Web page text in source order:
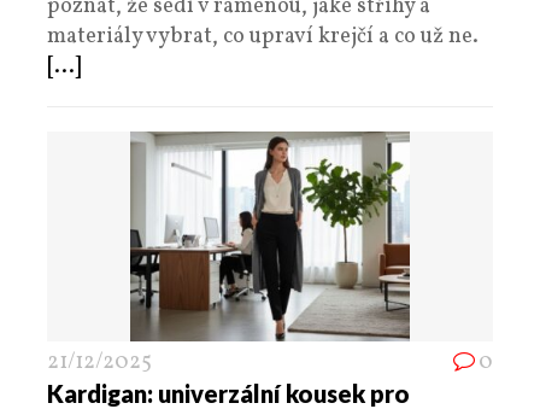
poznat, že sedí v ramenou, jaké střihy a
materiály vybrat, co upraví krejčí a co už ne.
[...]
21/12/2025 0
Kardigan: univerzální kousek pro